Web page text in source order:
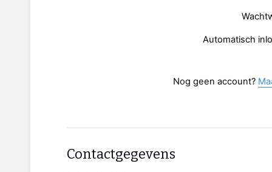
Automatisch
Nog geen account?
Contactgegevens